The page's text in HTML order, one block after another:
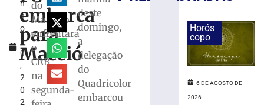
n
h
o
3
0
,
2
0
2
embarca
para
Maceió
do
Marreco
enfrentará
o
CRB
na
segunda-
deste
domingo,
a
delegação
do
Quadricolor
embarcou
olho
próximo
adversário
Brasileiro
Série
Horós
copo
6 DE AGOSTO DE
2026